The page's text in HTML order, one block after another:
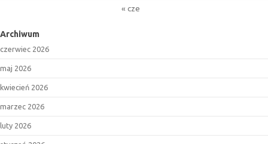
« cze
Archiwum
czerwiec 2026
maj 2026
kwiecień 2026
marzec 2026
luty 2026